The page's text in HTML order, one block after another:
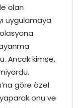
olan
uygulamaya
Ancak kimse,
göre özel
onu ve